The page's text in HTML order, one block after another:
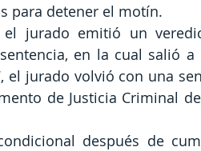
para detener el motín.
jurado emitió un
en la cual salió a
el jurado volvió con una
de Justicia Criminal de
después de